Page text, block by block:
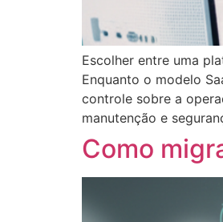
Escolher entre uma
Enquanto o modelo
controle sobre a
manutenção e
Como